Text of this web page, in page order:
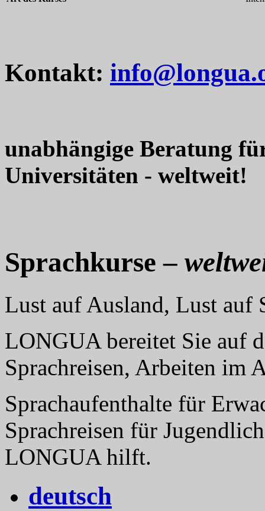
Kontakt:
unabhängige Beratung
Universitäten - weltweit!
Sprachkurse –
Lust auf Ausland, Lust auf
LONGUA bereitet Sie auf
Sprachreisen, Arbeiten im
Sprachaufenthalte für
Sprachreisen für
LONGUA hilft.
deutsch